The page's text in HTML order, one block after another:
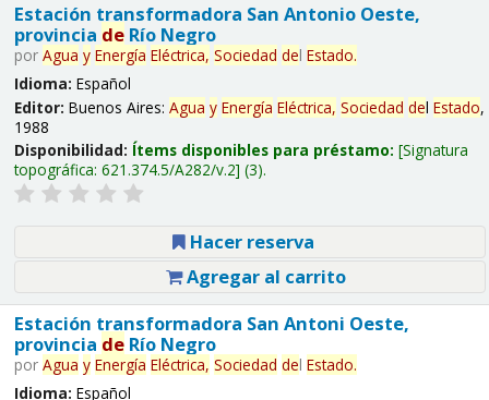
Estación transformadora San Antonio Oeste,
provincia deRío Negro
por Agua y Energía Eléctrica, Sociedad del Estado.
Idioma: Español
Editor: Buenos Aires: Agua y Energía Eléctrica, Sociedad del Estado,
1988
Disponibilidad: Ítems disponibles para préstamo: Signatura
topográfica: 621.374.5/A282/v.2 (3).
Hacer reserva
Agregar al carrito
Estación transformadora San Antoni Oeste,
provincia deRío Negro
por Agua y Energía Eléctrica, Sociedad del Estado.
Idioma: Español